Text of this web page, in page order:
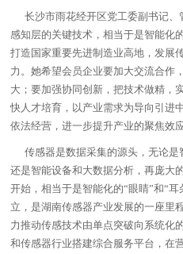
长沙市雨花经开区党工委副书记、
感知层的关键技术，相当于是智能化
打造国家重要先进制造业高地，发展
力。她希望会员企业要加大交流合作
大；要加强协同创新，把技术做精，
快人才培育，以产业需求为导向引进
依法经营，进一步提升产业的聚焦效应
传感器是数据采集的源头，无论是
还是智能设备和大数据分析，再庞大
开始，相当于是智能化的“眼睛”和“
立，是湖南传感器产业发展的一座里
力推动传感技术由单点突破向系统化
和传感器行业搭建综合服务平台，在